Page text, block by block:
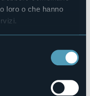
loro o che hanno